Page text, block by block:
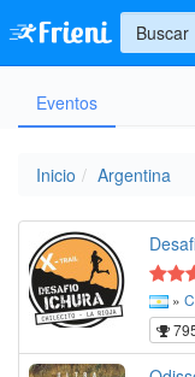
Ingresar
Eventos
Inicio Argentina
»